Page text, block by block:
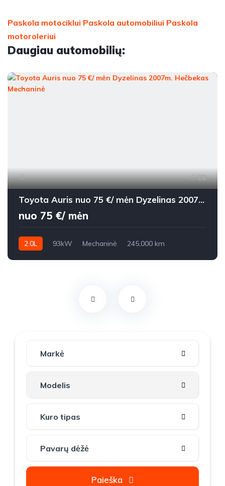
Paskola motociklui Paskola automobiliui Paskola
motoroleriui
Daugiau automobilių:
22
Toyota Auris nuo 75 €/ mėn Dyzelinas 2007m. Hečbekas Mechaninė
nuo 75 €/ mėn
2.0L 93kW Mechaninė
245,000 km
Paieška